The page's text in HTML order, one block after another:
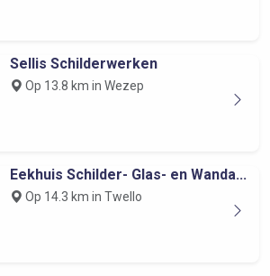
Sellis Schilderwerken
Op 13.8 km in Wezep
Eekhuis Schilder- Glas- en Wanda...
Op 14.3 km in Twello